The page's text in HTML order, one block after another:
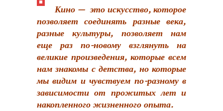
Кино — это искусство, которое
позволяет соединять разные века,
разные культуры, позволяет нам
еще раз по-новому взглянуть на
великие произведения, которые всем
нам знакомы с детства, но которые
мы видим и чувствуем по-разному в
зависимости от прожитых лет и
накопленного жизненного опыта.